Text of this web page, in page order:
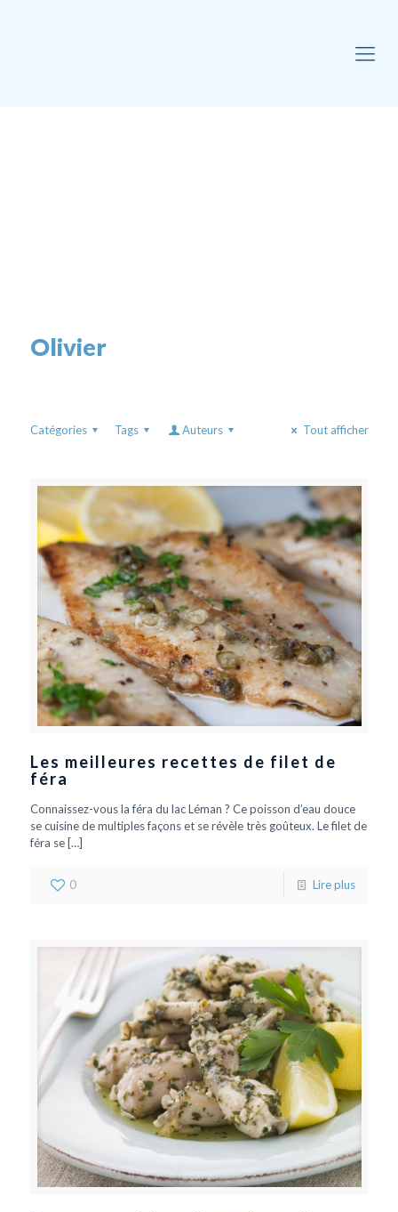
Olivier
Catégories Tags Auteurs Tout afficher
Les meilleures recettes de filet de
féra
Connaissez-vous la féra du lac Léman ? Ce poisson d’eau douce
se cuisine de multiples façons et se révèle très goûteux. Le filet de
féra se[…]
0 Lire plus